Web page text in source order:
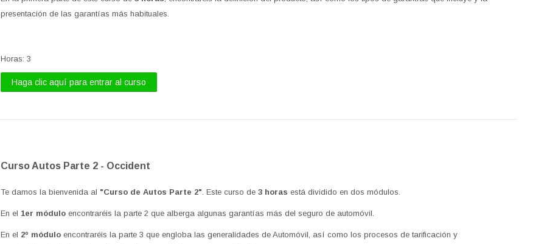
presentación de las garantías más habituales.
Horas:3
Haga clic aquí para entrar al curso
Curso Autos Parte 2 - Occident
Te damos la bienvenida al "Curso de Autos Parte 2" . Este curso de3 horasestá dividido en dos módulos.
En el 1er módulo encontraréis la parte 2 que alberga algunas garantías más del seguro de automóvil.
En el 2º módulo encontraréis la parte 3 que engloba las generalidades de Automóvil, así como los procesos de tarificación y